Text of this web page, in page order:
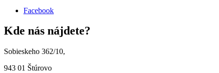
Facebook
Kde nás nájdete?
Sobieskeho 362/10,
943 01 Štúrovo